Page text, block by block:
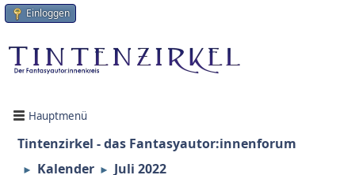
Einloggen
Hauptmenü
Tintenzirkel - das Fantasyautor:innenforum
► Kalender ► Juli 2022